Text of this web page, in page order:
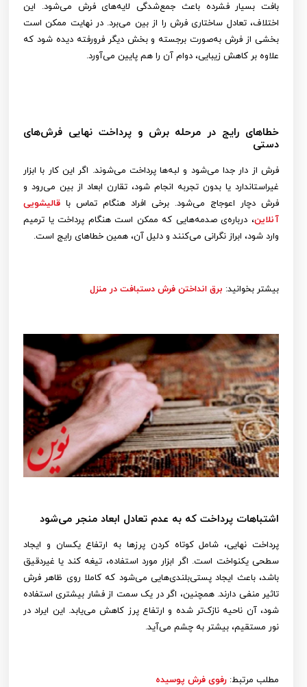
بافت بسیار فشرده باعث جمع‌شدگی لایه‌های فرش می‌شود. این
اختلاف، تعادل ساختاری فرش را از بین می‌برد. در نهایت ممکن است
بخشی از فرش به‌صورت برجسته و بخش دیگر فرورفته دیده شود که
علاوه بر کاهش زیبایی، دوام آن را هم پایین می‌آورد.
خطاهای رایج در مرحله برش و پرداخت نهایی فرش‌های
دستی
فرش از دار جدا می‌شود و لبه‌ها پرداخت می‌شوند. اگر این کار با ابزار
غیراستاندارد یا بدون تجربه انجام شود، تقارن ابعاد از بین می‌رود و
فرش دچار اعوجاج می‌شود. برخی افراد هنگام تماس با قالیشویی
آنلاین، درباره‌ی صدمه‌هایی که ممکن است هنگام پرداخت یا ترمیم
وارد شود، ابراز نگرانی می‌کنند و دلیل آن، همین خطاهای رایج است.
بیشتر بخوانید: برق انداختن فرش دستبافت در منزل
اشتباهات پرداخت که به عدم تعادل ابعاد منجر می‌شود
پرداخت نهایی، شامل کوتاه کردن پرزها به ارتفاع یکسان و ایجاد
سطحی یکنواخت است. اگر ابزار مورد استفاده، تیغه کند یا غیردقیق
باشد، باعث ایجاد پستی‌بلندی‌هایی می‌شود که کاملا روی ظاهر فرش
تاثیر منفی دارند. همچنین، اگر در یک سمت از فشار بیشتری استفاده
شود، آن ناحیه نازک‌تر شده و ارتفاع پرز کاهش می‌یابد. این ایراد در
نور مستقیم، بیشتر به چشم می‌آید.
مطلب مرتبط: رفوی فرش پوسیده